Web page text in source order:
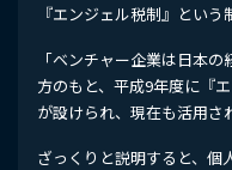
『エンジェル税制』という
「ベンチャー企業は日本
方のもと、平成9年度に『
が設けられ、現在も活用さ
ざっくりと説明すると、個